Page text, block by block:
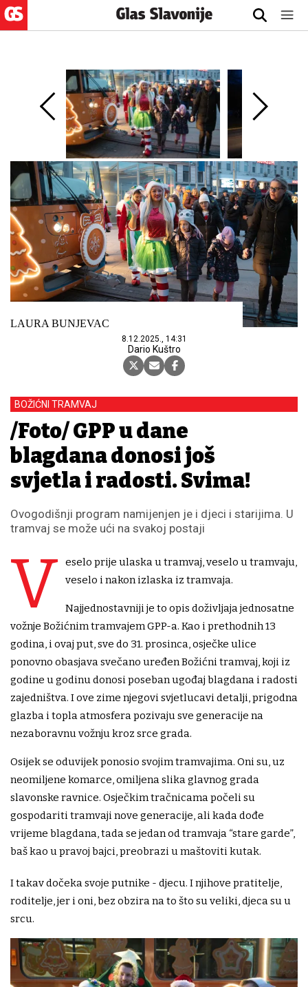
LAURA BUNJEVAC
8.12.2025., 14:31
Dario Kuštro
BOŽIĆNI TRAMVAJ
/Foto/ GPP u dane
blagdana donosi još
svjetla i radosti. Svima!
Ovogodišnji program namijenjen je i djeci i starijima. U
tramvaj se može ući na svakoj postaji
V
eselo prije ulaska u tramvaj, veselo u tramvaju,
veselo i nakon izlaska iz tramvaja.
Najjednostavniji je to opis doživljaja jednosatne
vožnje Božićnim tramvajem GPP-a. Kao i prethodnih 13
godina, i ovaj put, sve do 31. prosinca, osječke ulice
ponovno obasjava svečano uređen Božićni tramvaj, koji iz
godine u godinu donosi poseban ugođaj blagdana i radosti
zajedništva. I ove zime njegovi svjetlucavi detalji, prigodna
glazba i topla atmosfera pozivaju sve generacije na
nezaboravnu vožnju kroz srce grada.
Osijek se oduvijek ponosio svojim tramvajima. Oni su, uz
neomiljene komarce, omiljena slika glavnog grada
slavonske ravnice. Osječkim tračnicama počeli su
gospodariti tramvaji nove generacije, ali kada dođe
vrijeme blagdana, tada se jedan od tramvaja “stare garde”,
baš kao u pravoj bajci, preobrazi u maštoviti kutak.
I takav dočeka svoje putnike - djecu. I njihove pratitelje,
roditelje, jer i oni, bez obzira na to što su veliki, djeca su u
srcu.